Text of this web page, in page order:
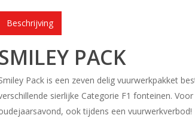
Beschrijving
PACK
Pack is een zeven delig vuurwerkpakket
sierlijke Categorie F1 fonteinen.
ook tijdens een vuurwerkverbod!